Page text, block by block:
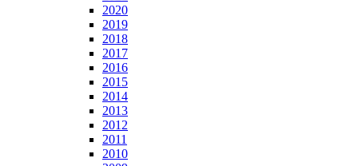
2020
2019
2018
2017
2016
2015
2014
2013
2012
2011
2010